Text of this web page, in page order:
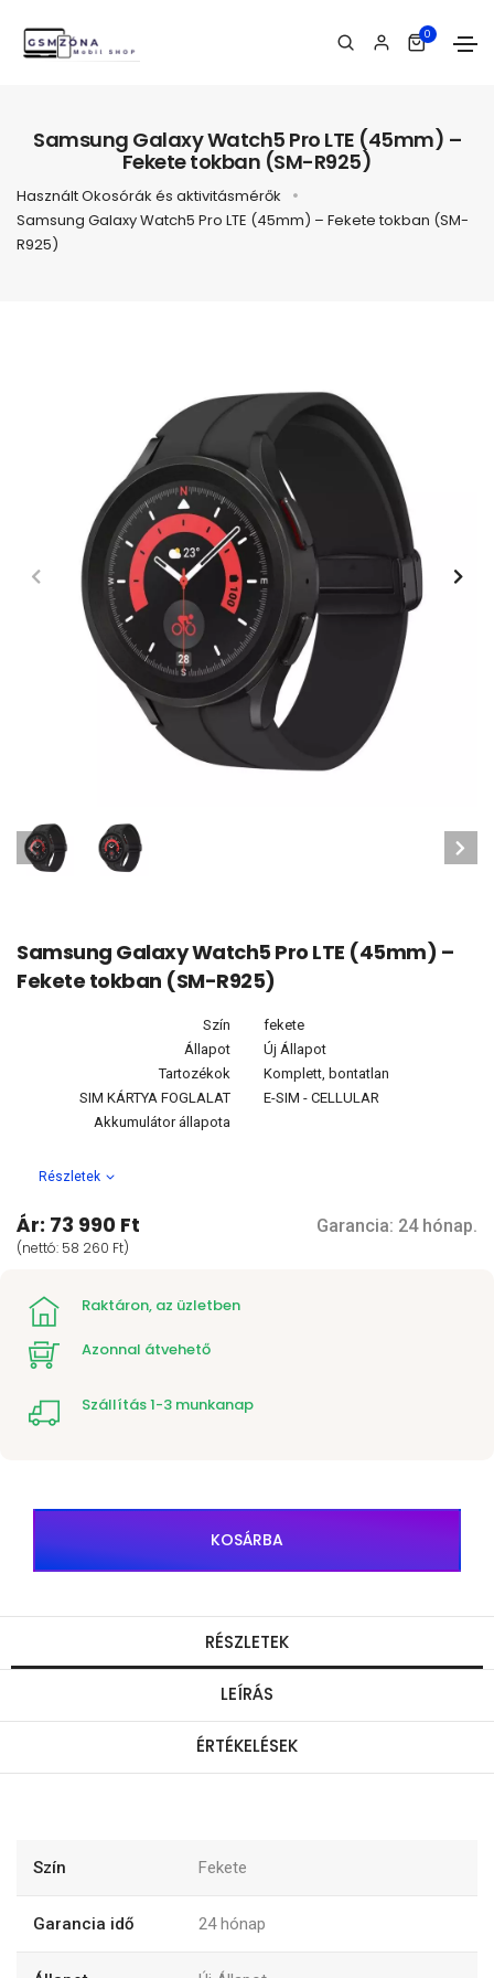
0
Samsung Galaxy Watch5 Pro LTE (45mm) –
Fekete tokban (SM-R925)
Használt Okosórák és aktivitásmérők
Samsung Galaxy Watch5 Pro LTE (45mm) – Fekete tokban (SM-
R925)
Samsung Galaxy Watch5 Pro LTE (45mm) –
Fekete tokban (SM-R925)
Szín
fekete
Állapot
Új Állapot
Tartozékok
Komplett, bontatlan
SIM KÁRTYA FOGLALAT
E-SIM - CELLULAR
Akkumulátor állapota
Részletek
Ár: 73 990 Ft
(nettó: 58 260 Ft)
Garancia: 24 hónap.
Raktáron, az üzletben
Azonnal átvehető
Szállítás 1-3 munkanap
KOSÁRBA
RÉSZLETEK
LEÍRÁS
ÉRTÉKELÉSEK
Szín Fekete
Garancia idő 24 hónap